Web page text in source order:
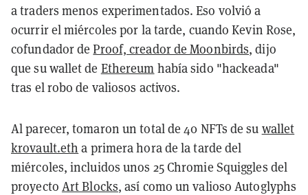
a traders menos experimentados. Eso volvió a
ocurrir el miércoles por la tarde, cuando Kevin Rose,
cofundador deProof, creador de Moonbirds, dijo
que su wallet de Ethereum había sido "hackeada"
tras el robo de valiosos activos.
Al parecer, tomaron un total de 40 NFTs de su wallet
krovault.eth a primera hora de la tarde del
miércoles, incluidos unos 25 Chromie Squiggles del
proyecto Art Blocks, así como un valioso Autoglyphs